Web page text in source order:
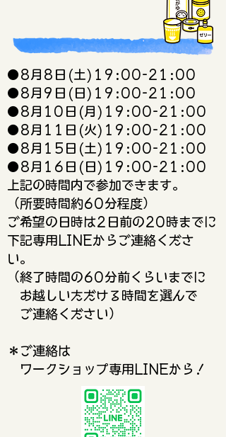
●8月8日(土)19:00-21:00
●8月9日(日)19:00-21:00
●8月10日(月)19:00-21:00
●8月11日(火)19:00-21:00
●8月15日(土)19:00-21:00
●8月16日(日)19:00-21:00
上記の時間内で参加できます。
（所要時間約60分程度）
ご希望の日時は2日前の20時までに
下記専用LINEからご連絡くださ
い。
（終了時間の60分前くらいまでに
お越しいただける時間を選んで
ご連絡ください）
​＊ご連絡は
ワークショップ専用LINEから！